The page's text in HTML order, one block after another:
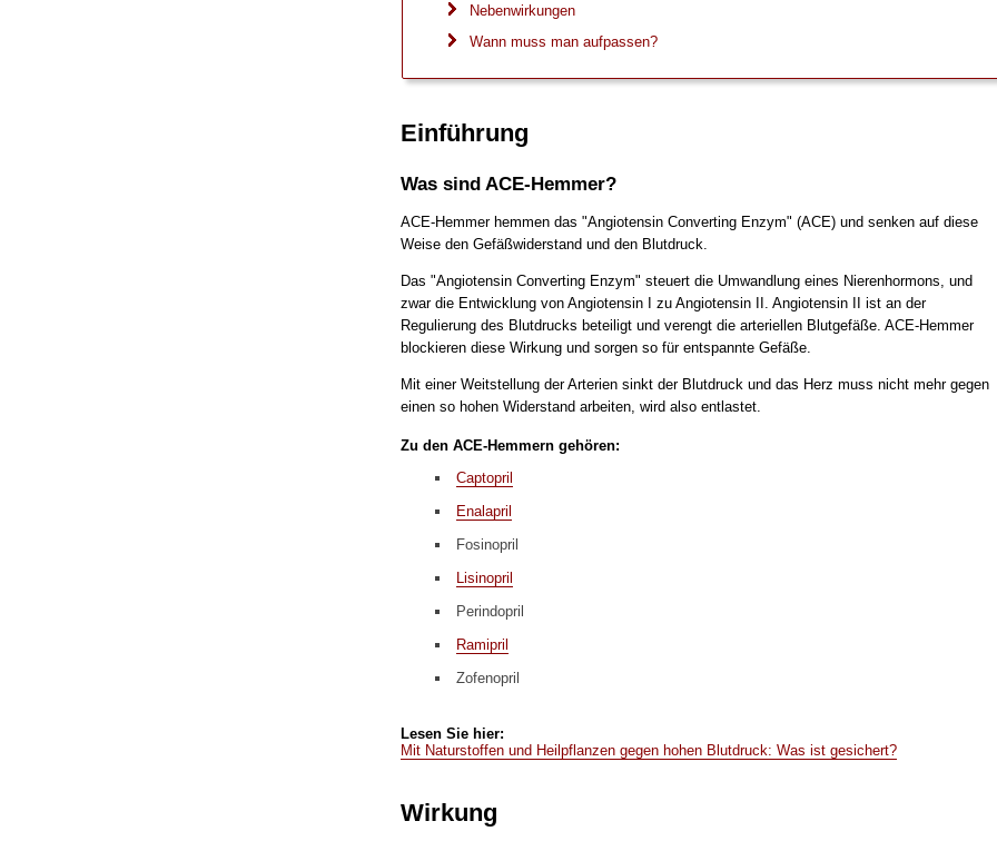
Nebenwirkungen
Wann muss man aufpassen?
Einführung
Was sind ACE-Hemmer?
ACE-Hemmer hemmen das "Angiotensin Converting Enzym" (ACE) und senken auf diese
Weise den Gefäßwiderstand und den Blutdruck.
Das "Angiotensin Converting Enzym" steuert die Umwandlung eines Nierenhormons, und
zwar die Entwicklung von Angiotensin I zu Angiotensin II. Angiotensin II ist an der
Regulierung des Blutdrucks beteiligt und verengt die arteriellen Blutgefäße. ACE-Hemmer
blockieren diese Wirkung und sorgen so für entspannte Gefäße.
Mit einer Weitstellung der Arterien sinkt der Blutdruck und das Herz muss nicht mehr gegen
einen so hohen Widerstand arbeiten, wird also entlastet.
Zu den ACE-Hemmern gehören:
Captopril
Enalapril
Fosinopril
Lisinopril
Perindopril
Ramipril
Zofenopril
Lesen Sie hier:
Mit Naturstoffen und Heilpflanzen gegen hohen Blutdruck: Was ist gesichert?
Wirkung